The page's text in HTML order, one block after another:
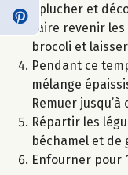
Eplucher et
Faire revenir
brocoli et
Pendant ce
mélange
Remuer
Répartir les
béchamel et de
Enfourner pour